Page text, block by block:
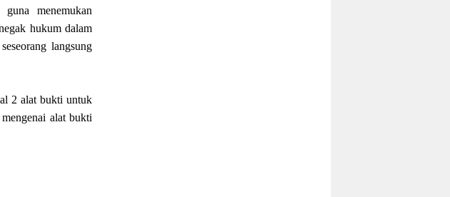
menemukan
hukum dalam
langsung
2 alat bukti untuk
alat bukti